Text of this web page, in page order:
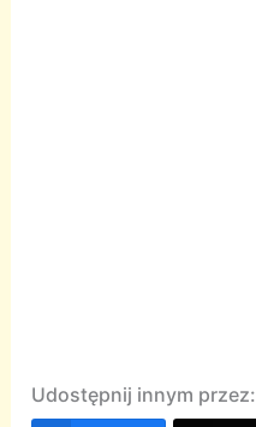
Udostępnij innym przez: